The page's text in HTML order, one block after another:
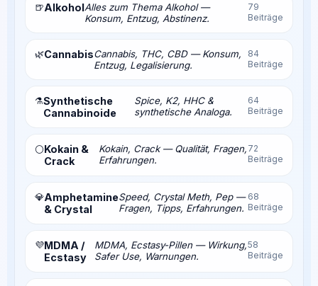
🍺AlkoholAlles zum Thema Alkohol —
Konsum, Entzug, Abstinenz.
79
Beiträge
🌿CannabisCannabis, THC, CBD — Konsum,
Entzug, Legalisierung.
84
Beiträge
⚗️Synthetische
Cannabinoide
Spice, K2, HHC &
synthetische Analoga.
64
Beiträge
⚪Kokain &
Crack
Kokain, Crack — Qualität, Fragen,
Erfahrungen.
72
Beiträge
💎Amphetamine
& Crystal
Speed, Crystal Meth, Pep —
Fragen, Tipps, Erfahrungen.
68
Beiträge
💜MDMA /
Ecstasy
MDMA, Ecstasy-Pillen — Wirkung,
Safer Use, Warnungen.
58
Beiträge